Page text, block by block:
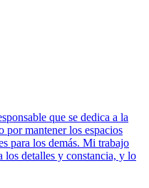
que se dedica a la
por mantener los espacios
para los demás. Mi trabajo
los detalles y constancia, y lo